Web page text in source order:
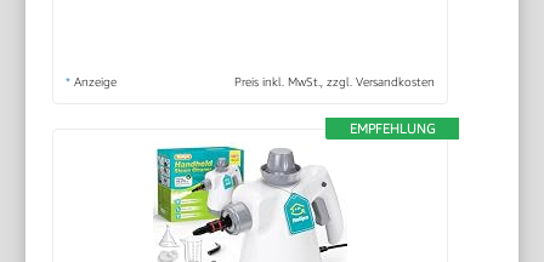
* Anzeige Preis inkl. MwSt., zzgl. Versandkosten
EMPFEHLUNG